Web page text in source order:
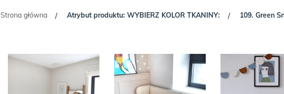
Strona główna / Atrybut produktu: WYBIERZ KOLOR TKANINY: / 109. Green